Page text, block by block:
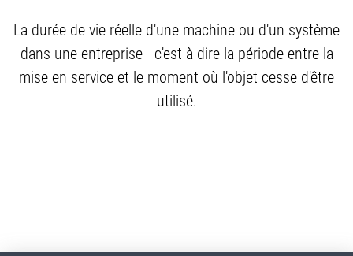
La durée de vie réelle d'une machine ou d'un système
dans une entreprise - c'est-à-dire la période entre la
mise en service et le moment où l'objet cesse d'être
utilisé.